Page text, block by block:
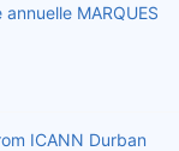
MARQUES
ICANN Durban